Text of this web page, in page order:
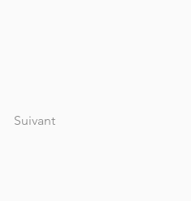
Suivant